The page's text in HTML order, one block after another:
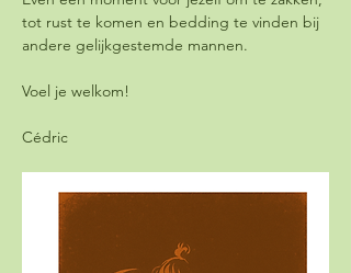
tot rust te komen en bedding te vinden bij
andere gelijkgestemde mannen.
Voel je welkom!
Cédric